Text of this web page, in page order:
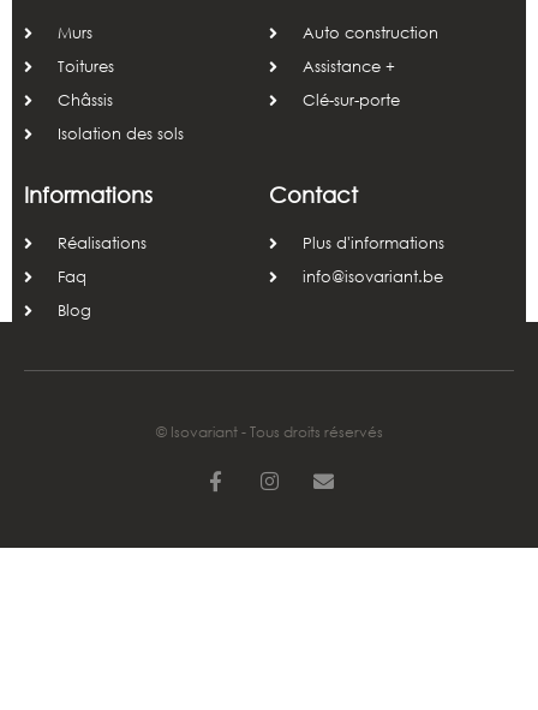
Murs
Toitures
Châssis
Isolation des sols
Auto construction
Assistance +
Clé-sur-porte
Informations
Réalisations
Faq
Blog
Contact
Plus d'informations
info@isovariant.be
© Isovariant - Tous droits réservés